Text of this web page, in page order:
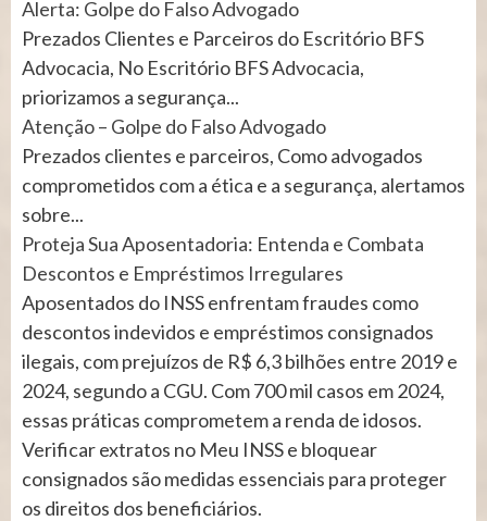
Alerta: Golpe do Falso Advogado
Prezados Clientes e Parceiros do Escritório BFS
Advocacia, No Escritório BFS Advocacia,
priorizamos a segurança...
Atenção – Golpe do Falso Advogado
Prezados clientes e parceiros, Como advogados
comprometidos com a ética e a segurança, alertamos
sobre...
Proteja Sua Aposentadoria: Entenda e Combata
Descontos e Empréstimos Irregulares
Aposentados do INSS enfrentam fraudes como
descontos indevidos e empréstimos consignados
ilegais, com prejuízos de R$ 6,3 bilhões entre 2019 e
2024, segundo a CGU. Com 700 mil casos em 2024,
essas práticas comprometem a renda de idosos.
Verificar extratos no Meu INSS e bloquear
consignados são medidas essenciais para proteger
os direitos dos beneficiários.